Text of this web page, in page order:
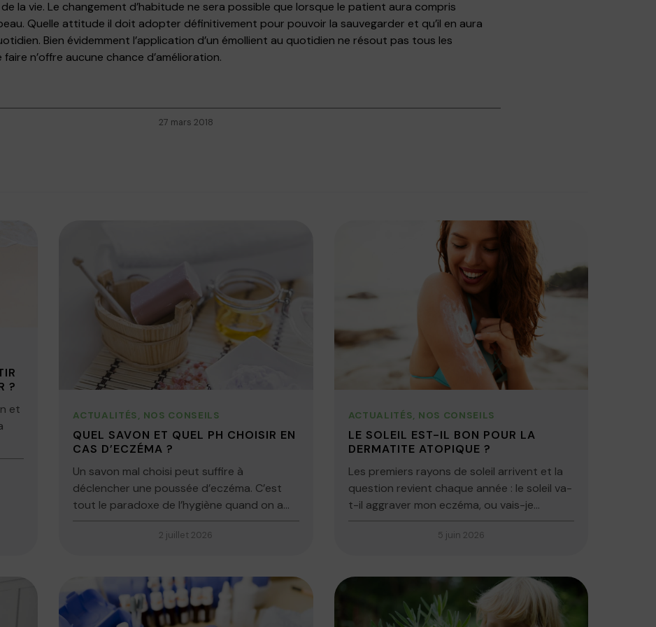
la vie. Le changement d’habitude ne sera possible que lorsque le patient aura compris
Quelle attitude il doit adopter définitivement pour pouvoir la sauvegarder et qu’il en aura
Bien évidemment l’application d’un émollient au quotidien ne résout pas tous les
n’offre aucune chance d’amélioration.
27 mars 2018
?
et
ACTUALITÉS, NOS CONSEILS
QUEL SAVON ET QUEL PH CHOISIR EN
CAS D’ECZÉMA ?
Un savon mal choisi peut suffire à
déclencher une poussée d’eczéma. C’est
tout le paradoxe de l’hygiène quand on a...
2 juillet 2026
ACTUALITÉS, NOS CONSEILS
LE SOLEIL EST-IL BON POUR LA
DERMATITE ATOPIQUE ?
Les premiers rayons de soleil arrivent et la
question revient chaque année : le soleil va-
t-il aggraver mon eczéma, ou vais-je...
5 juin 2026